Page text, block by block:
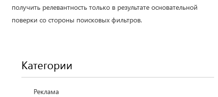
получить релевантность только в результате основательной
поверки со стороны поисковых фильтров.
Категории
Реклама